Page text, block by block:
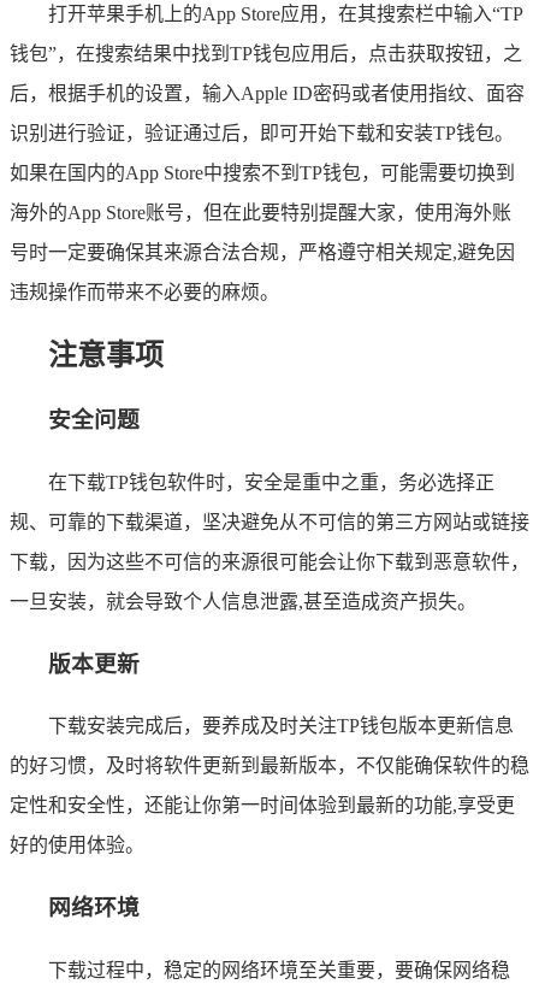
打开苹果手机上的App Store应用，在其搜索栏中输入“TP
钱包”，在搜索结果中找到TP钱包应用后，点击获取按钮，之
后，根据手机的设置，输入Apple ID密码或者使用指纹、面容
识别进行验证，验证通过后，即可开始下载和安装TP钱包。
如果在国内的App Store中搜索不到TP钱包，可能需要切换到
海外的App Store账号，但在此要特别提醒大家，使用海外账
号时一定要确保其来源合法合规，严格遵守相关规定,避免因
违规操作而带来不必要的麻烦。
注意事项
安全问题
在下载TP钱包软件时，安全是重中之重，务必选择正
规、可靠的下载渠道，坚决避免从不可信的第三方网站或链接
下载，因为这些不可信的来源很可能会让你下载到恶意软件，
一旦安装，就会导致个人信息泄露,甚至造成资产损失。
版本更新
下载安装完成后，要养成及时关注TP钱包版本更新信息
的好习惯，及时将软件更新到最新版本，不仅能确保软件的稳
定性和安全性，还能让你第一时间体验到最新的功能,享受更
好的使用体验。
网络环境
下载过程中，稳定的网络环境至关重要，要确保网络稳